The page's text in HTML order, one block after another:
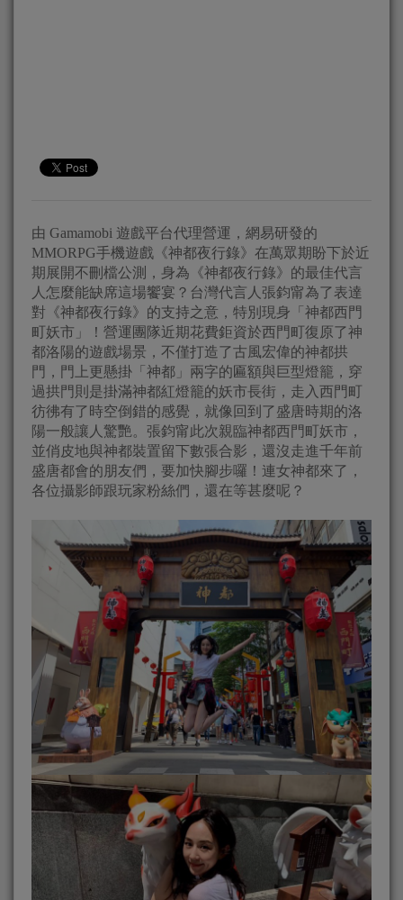
由 Gamamobi 遊戲平台代理營運，網易研發的
MMORPG手機遊戲《神都夜行錄》在萬眾期盼下於近
期展開不刪檔公測，身為《神都夜行錄》的最佳代言
人怎麼能缺席這場饗宴？台灣代言人張鈞甯為了表達
對《神都夜行錄》的支持之意，特別現身「神都西門
町妖市」！營運團隊近期花費鉅資於西門町復原了神
都洛陽的遊戲場景，不僅打造了古風宏偉的神都拱
門，門上更懸掛「神都」兩字的匾額與巨型燈籠，穿
過拱門則是掛滿神都紅燈籠的妖市長街，走入西門町
彷彿有了時空倒錯的感覺，就像回到了盛唐時期的洛
陽一般讓人驚艷。張鈞甯此次親臨神都西門町妖市，
並俏皮地與神都裝置留下數張合影，還沒走進千年前
盛唐都會的朋友們，要加快腳步囉！連女神都來了，
各位攝影師跟玩家粉絲們，還在等甚麼呢？